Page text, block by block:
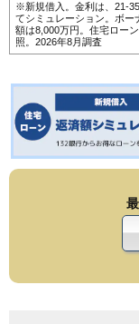
※新規借入。金利は、21-
てシミュレーション。ボー
額は8,000万円。 住宅ロー
照。2026年8月調査